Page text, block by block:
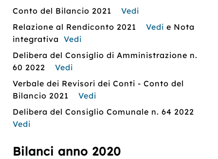
Conto del Bilancio 2021Vedi
Relazione al Rendiconto 2021Vedi e Nota
integrativaVedi
Delibera del Consiglio di Amministrazione n.
60 2022Vedi
Verbale dei Revisori dei Conti - Conto del
Bilancio 2021Vedi
Delibera del Consiglio Comunale n. 64 2022
Vedi
Bilanci anno 2020